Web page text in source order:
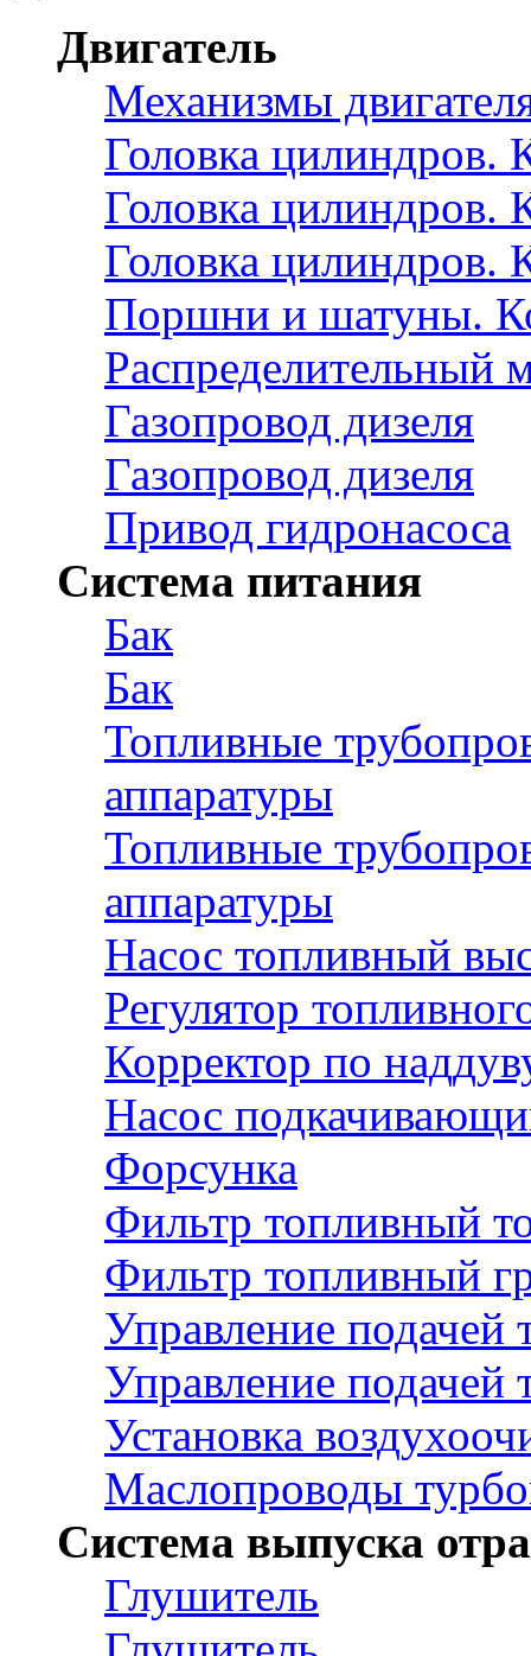
Двигатель
Механизмы
Головка цилиндров.
Головка цилиндров.
Головка цилиндров.
Поршни и шатуны.
Распределительный
Газопровод дизеля
Газопровод дизеля
Привод гидронасоса
Система питания
Бак
Бак
Топливные
аппаратуры
Топливные
аппаратуры
Насос топливный
Регулятор
Корректор по
Насос
Форсунка
Фильтр топливный
Фильтр топливный
Управление подачей
Управление подачей
Установка
Маслопроводы
Система выпуска
Глушитель